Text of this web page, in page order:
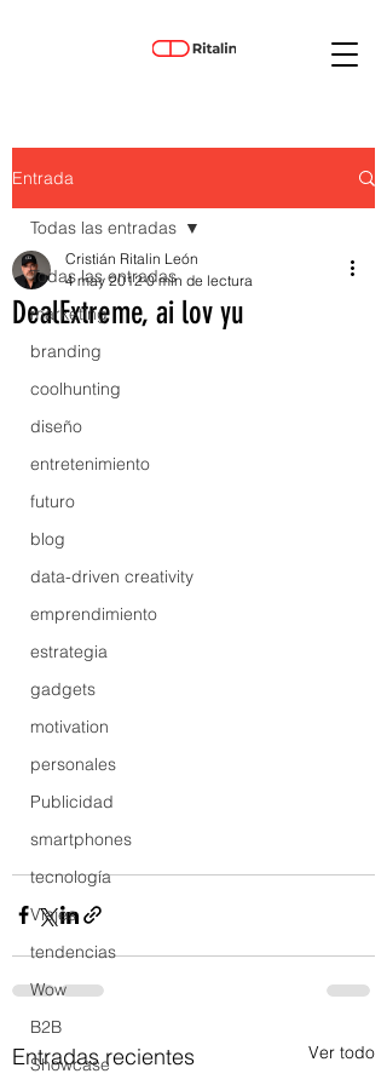
Entrada
Todas las entradas
marketing
branding
coolhunting
diseño
entretenimiento
futuro
blog
data-driven creativity
emprendimiento
estrategia
gadgets
motivation
personales
Publicidad
smartphones
tecnología
Viajes
tendencias
Wow
B2B
Showcase
Todas las entradas
DealExtreme, ai lov yu
Cristián Ritalin León
4 may 2012 0 min de lectura
Entradas recientes Ver todo